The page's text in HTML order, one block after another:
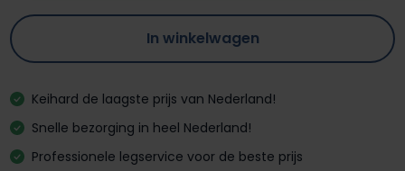
In winkelwagen
Keihard de laagste prijs van Nederland!
Snelle bezorging in heel Nederland!
Professionele legservice voor de beste prijs